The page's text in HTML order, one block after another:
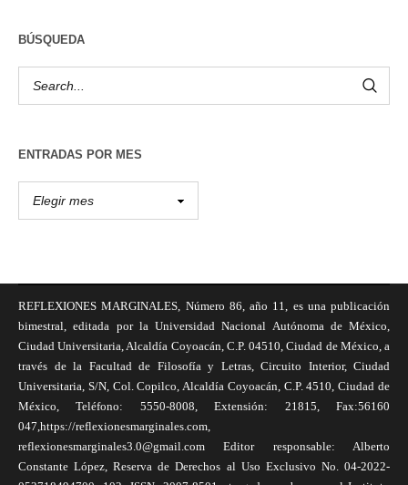
BÚSQUEDA
ENTRADAS POR MES
REFLEXIONES MARGINALES, Número 86, año 11, es una publicación
bimestral, editada por la Universidad Nacional Autónoma de México,
Ciudad Universitaria, Alcaldía Coyoacán, C.P. 04510, Ciudad de México, a
través de la Facultad de Filosofía y Letras, Circuito Interior, Ciudad
Universitaria, S/N, Col. Copilco, Alcaldía Coyoacán, C.P. 4510, Ciudad de
México, Teléfono: 5550-8008, Extensión: 21815, Fax:56160
047,https://reflexionesmarginales.com,
reflexionesmarginales3.0@gmail.com Editor responsable: Alberto
Constante López, Reserva de Derechos al Uso Exclusivo No. 04-2022-